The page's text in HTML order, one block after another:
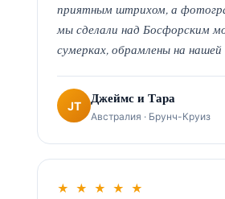
приятным штрихом, а
мы сделали над Босфорским
сумерках, обрамлены на нашей
JT Джеймс и Тара
Австралия · Брунч-Круиз
★ ★ ★ ★ ★